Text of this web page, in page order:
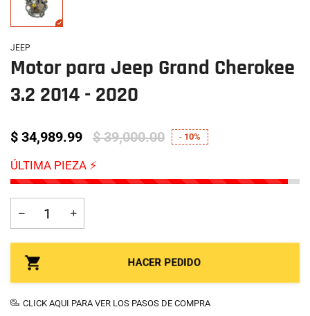
JEEP
Motor para Jeep Grand Cherokee
3.2 2014 - 2020
$ 34,989.99 $ 39,000.00 - 10%
ÚLTIMA PIEZA ⚡
HACER PEDIDO
CLICK AQUI PARA VER LOS PASOS DE COMPRA